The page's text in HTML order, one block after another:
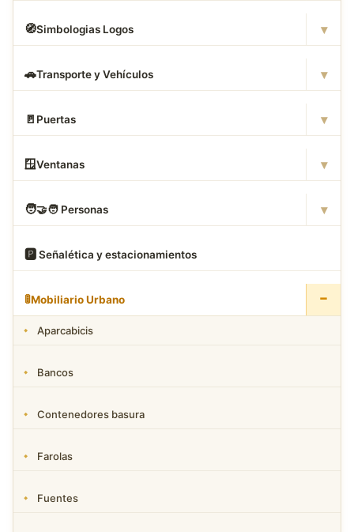
🧭Simbologias Logos ▾
🚗Transporte y Vehículos ▾
🚪 Puertas ▾
🪟Ventanas ▾
🧑‍🤝‍🧑 Personas ▾
🅿️ Señalética y estacionamientos
🚦Mobiliario Urbano −
Aparcabicis
Bancos
Contenedores basura
Farolas
Fuentes